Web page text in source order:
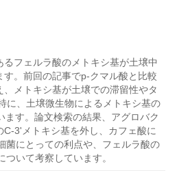
フェルラ酸のメトキシ基が土壌中
。前回の記事でp-クマル酸と比較
メトキシ基が土壌での滞留性やタ
に、土壌微生物によるメトキシ基の
す。論文検索の結果、アグロバク
3'メトキシ基を外し、カフェ酸に
菌にとっての利点や、フェルラ酸の
いて考察しています。